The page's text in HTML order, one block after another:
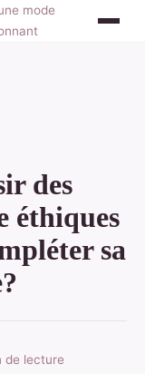
mode
des
éthiques
sa
de lecture